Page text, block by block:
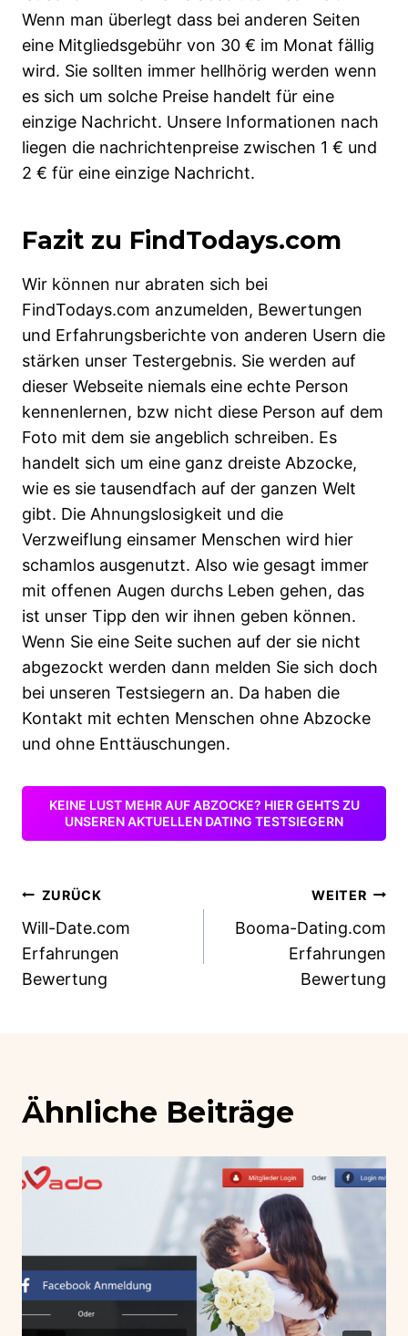
Wenn man überlegt dass bei anderen Seiten
eine Mitgliedsgebühr von 30 € im Monat fällig
wird. Sie sollten immer hellhörig werden wenn
es sich um solche Preise handelt für eine
einzige Nachricht. Unsere Informationen nach
liegen die nachrichtenpreise zwischen 1 € und
2 € für eine einzige Nachricht.
Fazit zu FindTodays.com
Wir können nur abraten sich bei
FindTodays.com anzumelden, Bewertungen
und Erfahrungsberichte von anderen Usern die
stärken unser Testergebnis. Sie werden auf
dieser Webseite niemals eine echte Person
kennenlernen, bzw nicht diese Person auf dem
Foto mit dem sie angeblich schreiben. Es
handelt sich um eine ganz dreiste Abzocke,
wie es sie tausendfach auf der ganzen Welt
gibt. Die Ahnungslosigkeit und die
Verzweiflung einsamer Menschen wird hier
schamlos ausgenutzt. Also wie gesagt immer
mit offenen Augen durchs Leben gehen, das
ist unser Tipp den wir ihnen geben können.
Wenn Sie eine Seite suchen auf der sie nicht
abgezockt werden dann melden Sie sich doch
bei unseren Testsiegern an. Da haben die
Kontakt mit echten Menschen ohne Abzocke
und ohne Enttäuschungen.
KEINE LUST MEHR AUF ABZOCKE? HIER GEHTS ZU
UNSEREN AKTUELLEN DATING TESTSIEGERN
Beitragsnavigation
ZURÜCK
Will-Date.com
Erfahrungen
Bewertung
WEITER
Booma-Dating.com
Erfahrungen
Bewertung
Ähnliche Beiträge